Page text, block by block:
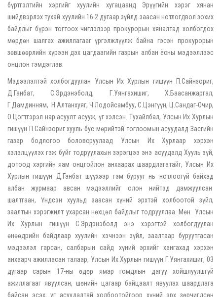
бүртгэлтийн хэргийг хуулийн хугацаанд Эрүүгийн хэрэг хянан
шийдвэрлэх тухай хуулийн 16.2 дугаар зүйлд заасан нотлогдвол зохих
байдлыг бүрэн тогтоох чиглэлээр прокурорын хяналтад холбогдох
мөрдөн шалгах ажиллагааг үргэлжлүүлж байна гэсэн прокурорын
зөвшөөрлийн хүрээн дэх цагдаагийн газрын албан ёсны мэдээллээс
онцлон тэмдэглэв.
Мэдээлэлтэй холбогдуулан Улсын Их Хурлын гишүүн П.Сайнзориг,
Д.Ганбат, С.Эрдэнэболд, Г.Уянгахишиг, Х.Баасанжаргал,
Г.Дамдинням, Н.Алтанхуяг, Ч.Лодойсамбуу, С.Цэнгүүн, Ц.Сандаг-Очир,
О.Цогтгэрэл нар асуулт асууж, үг хэлсэн. Тухайлбал, Улсын Их Хурлын
гишүүн П.Сайнзориг хууль бус мөрийтэй тоглоомын асуудалд Засгийн
газар бодлогоо боловсруулаад Улсын Их Хурлаар хэрхэн
хэлэлцүүлэх гэж буйг тодруулахын зэрэгцээ энэ асуудалд Хууль зүй,
дотоод хэргийн яам онцгойлон анхаарах шаардлагатайг, Улсын Их
Хурлын гишүүн Д.Ганбат шүүхээр гэм бурууг нь нотлоогүй байхад
албан журмаар авсан мэдээллийг олон нийтэд дамжуулсан
шалтгаан, Үндсэн хуульд заасан хүний эрхтэй холбоотой зүйл,
заалтын хэрэгжилт ухарсан нөхцөл байдлыг тодрууллаа. Мөн Улсын
Их Хурлын гишүүн С.Эрдэнэболд энэ хэрэгтэй холбогдуулан
өнөөдрийн байдлаар хуулийн хэчнээн зүйл, заалтаар буруутгасан
мэдээлэл гарсан, салбарын сайд хүний эрхийг хангахад хэрхэн
анхаарч ажилласан талаар, Улсын Их Хурлын гишүүн Г.Уянгахишиг, 03
дугаар сарын 17-ны өдөр ямар гомдлын дагуу хойшлуулшгүй
ажиллагааг явуулсан, шөнийн цагаар байцаалт явуулах шаардлага
байсан эсэх, уг асуудалтай холбоотойгоор хүний эрх зөрчигдсөн